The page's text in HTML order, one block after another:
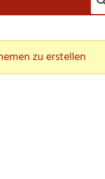
zu erstellen